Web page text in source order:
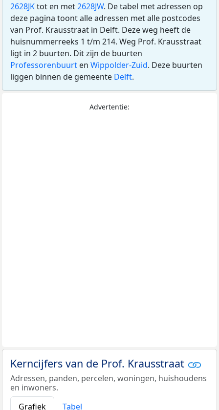
2628JKtot en met2628JW. De tabel met adressen op
deze pagina toont alle adressen met alle postcodes
van Prof. Krausstraat in Delft. Deze weg heeft de
huisnummerreeks 1 t/m 214. Weg Prof. Krausstraat
ligt in 2 buurten. Dit zijn de buurten
Professorenbuurt en Wippolder-Zuid. Deze buurten
liggen binnen de gemeente Delft.
Advertentie:
Kerncijfers van de Prof. Krausstraat
Adressen, panden, percelen, woningen, huishoudens
en inwoners.
Grafiek
Tabel